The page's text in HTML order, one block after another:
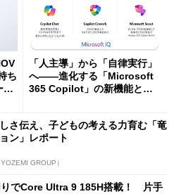
ち
ン
「人主導」から「自律実行」
へ――進化する「Microsoft
365 Copilot」の新機能とエ
さ伝え、子どもの考える力育む「竜
ン」レポート
GROUP）
りでCore Ultra 9 185H搭載！ 片手